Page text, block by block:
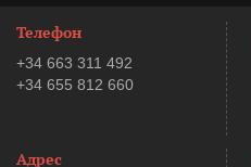
Телефон
+34 663 311 492
+34 655 812 660
Адрес